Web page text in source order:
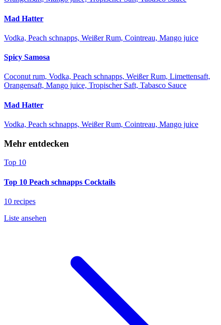
Mad Hatter
Vodka, Peach schnapps, Weißer Rum, Cointreau, Mango juice
Spicy Samosa
Coconut rum, Vodka, Peach schnapps, Weißer Rum, Limettensaft,
Orangensaft, Mango juice, Tropischer Saft, Tabasco Sauce
Mad Hatter
Vodka, Peach schnapps, Weißer Rum, Cointreau, Mango juice
Mehr entdecken
Top 10
Top 10 Peach schnapps Cocktails
10 recipes
Liste ansehen